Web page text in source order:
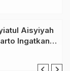
Aisyiyah
Ingatkan
Kader NA